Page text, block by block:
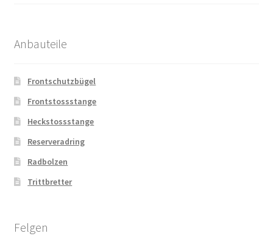
Anbauteile
Frontschutzbügel
Frontstossstange
Heckstossstange
Reserveradring
Radbolzen
Trittbretter
Felgen